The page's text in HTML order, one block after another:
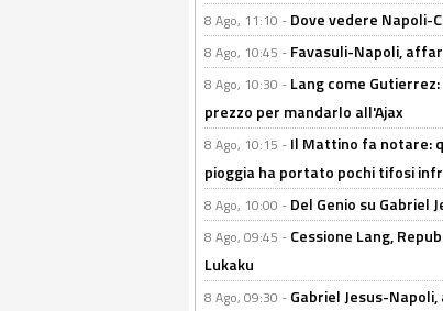
8 Ago, 11:10 - Dove vedere Napoli-
8 Ago, 10:45 - Favasuli-Napoli,
8 Ago, 10:30 - Lang come
prezzo per mandarlo all'Ajax
8 Ago, 10:15 - Il Mattino fa notare:
pioggia ha portato pochi tifosi
8 Ago, 10:00 - Del Genio su Gabriel
8 Ago, 09:45 - Cessione Lang,
Lukaku
8 Ago, 09:30 - Gabriel Jesus-